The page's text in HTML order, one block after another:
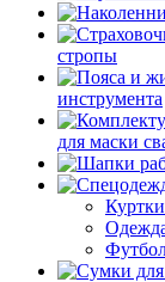
стропы
инструмента
для маски